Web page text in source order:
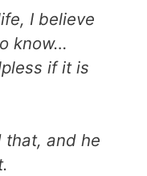
I believe
know…
if it is
that, and he